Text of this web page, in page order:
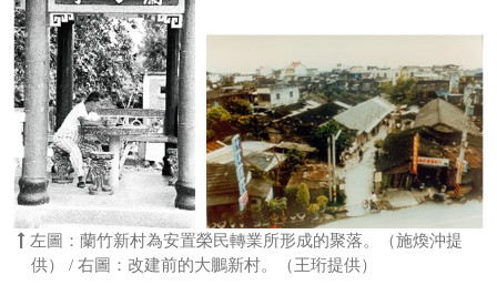
左圖：蘭竹新村為安置榮民轉業所形成的聚落。（施煥沖提
供） / 右圖：改建前的大鵬新村。（王珩提供）